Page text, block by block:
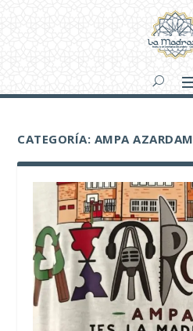
CATEGORÍA: AMPA AZARDAM